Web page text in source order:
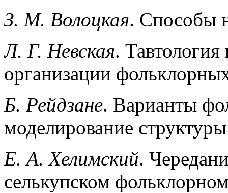
З. М. Волоцкая. Способы
Л. Г. Невская.
организации
Б. Рейдзане. Варианты
моделирование структуры
Е. А. Хелимский.
селькупском